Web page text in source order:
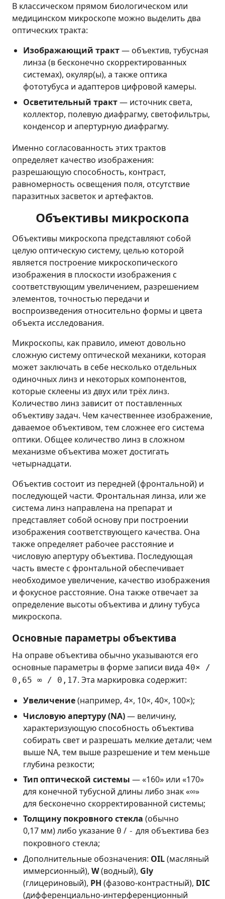
В классическом прямом биологическом или
медицинском микроскопе можно выделить два
оптических тракта:
Изображающий тракт— объектив, тубусная
линза (в бесконечно скорректированных
системах), окуляр(ы), а также оптика
фототубуса и адаптеров цифровой камеры.
Осветительный тракт— источник света,
коллектор, полевую диафрагму, светофильтры,
конденсор и апертурную диафрагму.
Именно согласованность этих трактов
определяет качество изображения:
разрешающую способность, контраст,
равномерность освещения поля, отсутствие
паразитных засветок и артефактов.
Объективы микроскопа
Объективы микроскопа представляют собой
целую оптическую систему, целью которой
является построение микроскопического
изображения в плоскости изображения с
соответствующим увеличением, разрешением
элементов, точностью передачи и
воспроизведения относительно формы и цвета
объекта исследования.
Микроскопы, как правило, имеют довольно
сложную систему оптической механики, которая
может заключать в себе несколько отдельных
одиночных линз и некоторых компонентов,
которые склеены из двух или трёх линз.
Количество линз зависит от поставленных
объективу задач. Чем качественнее изображение,
даваемое объективом, тем сложнее его система
оптики. Общее количество линз в сложном
механизме объектива может достигать
четырнадцати.
Объектив состоит из передней (фронтальной) и
последующей части. Фронтальная линза, или же
система линз направлена на препарат и
представляет собой основу при построении
изображения соответствующего качества. Она
также определяет рабочее расстояние и
числовую апертуру объектива. Последующая
часть вместе с фронтальной обеспечивает
необходимое увеличение, качество изображения
и фокусное расстояние. Она также отвечает за
определение высоты объектива и длину тубуса
микроскопа.
Основные параметры объектива
На оправе объектива обычно указываются его
основные параметры в форме записи вида 40× /
0,65 ∞ / 0,17. Эта маркировка содержит:
Увеличение(например, 4×, 10×, 40×, 100×);
Числовую апертуру (NA)— величину,
характеризующую способность объектива
собирать свет и разрешать мелкие детали; чем
выше NA, тем выше разрешение и тем меньше
глубина резкости;
Тип оптической системы — «160» или «170»
для конечной тубусной длины либо знак «∞»
для бесконечно скорректированной системы;
Толщину покровного стекла (обычно
0,17 мм) либо указание 0 / - для объектива без
покровного стекла;
Дополнительные обозначения: OIL(масляный
иммерсионный),W(водный), Gly
(глицериновый), PH (фазово-контрастный), DIC
(дифференциально-интерференционный